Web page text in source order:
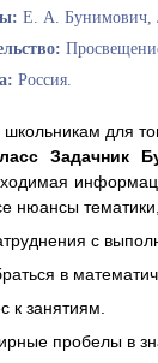
Е. А. Бунимович,
Россия.
для
Задачник
нюансы
с
в
к занятиям.
пробелы в